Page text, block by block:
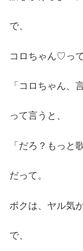
で、
コロちゃん♡っ
「コロちゃん、
って言うと、
「だろ？もっと
だって。
ボクは、ヤル気
で、